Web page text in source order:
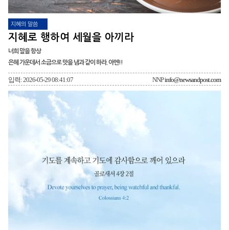
지혜의 말씀
지혜로 행하여 세월을 아끼라
너희 말을 항상
은혜 가운데서 소금으로 맛을 냄과 같이 하라. 아멘!!
입력: 2026-05-29 08:41:07 NNPinfo@newsandpost.com